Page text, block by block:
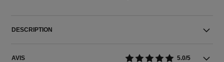
DESCRIPTION
AVIS 5.0/5